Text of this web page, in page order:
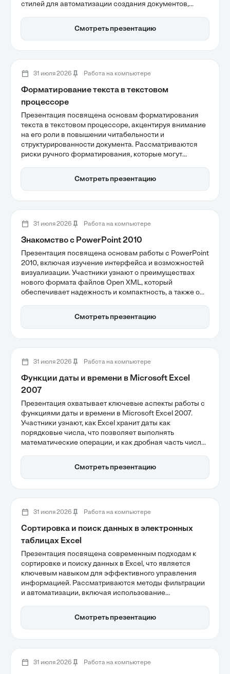
стилей для автоматизации создания документов,
продуктивности. Также обсуждается, как стили
помогают обеспечить визуальную целостность и
Смотреть презентацию
31 июля 2026 Работа на компьютере
Форматирование текста в текстовом
процессоре
Презентация посвящена основам форматирования
текста в текстовом процессоре, акцентируя внимание
на его роли в повышении читабельности и
структурированности документа. Рассматриваются
риски ручного форматирования, которые могут
также важность использования стилей для
автоматизации оформления. Эти навыки критически
Смотреть презентацию
31 июля 2026 Работа на компьютере
Знакомство с PowerPoint 2010
Презентация посвящена основам работы с PowerPoint
2010, включая изучение интерфейса и возможностей
визуализации. Участники узнают о преимуществах
нового формата файлов Open XML, который
обеспечивает надежность и компактность, а также о
удержания внимания аудитории. Этот инструмент
остается ключевым для создания профессиональных
Смотреть презентацию
31 июля 2026 Работа на компьютере
Функции даты и времени в Microsoft Excel
2007
Презентация охватывает ключевые аспекты работы с
функциями даты и времени в Microsoft Excel 2007.
Участники узнают, как Excel хранит даты как
порядковые числа, что позволяет выполнять
математические операции, и как дробная часть числа
форматирование ячеек и использование функций для
извлечения компонентов даты и времени, что
Смотреть презентацию
31 июля 2026 Работа на компьютере
Сортировка и поиск данных в электронных
таблицах Excel
Презентация посвящена современным подходам к
сортировке и поиску данных в Excel, что является
ключевым навыком для эффективного управления
информацией. Рассматриваются методы фильтрации
и автоматизации, включая использование
значительно сокращают время обработки данных и
уменьшают вероятность ошибок. Участники узнают,
Смотреть презентацию
31 июля 2026 Работа на компьютере